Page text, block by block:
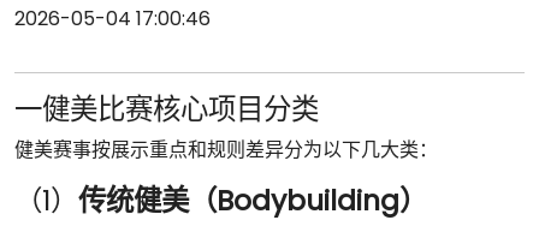
2026-05-04 17:00:46
一健美比赛核心项目分类
健美赛事按展示重点和规则差异分为以下几大类：
（1） 传统健美（Bodybuilding）